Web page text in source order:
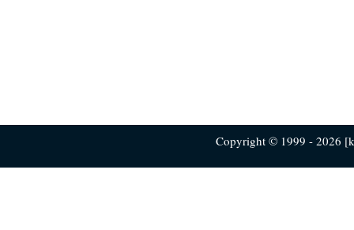
Copyright © 1999 - 2026